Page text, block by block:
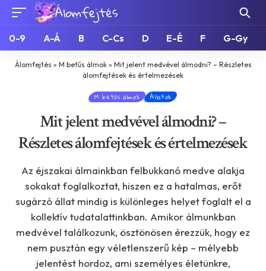
0-9 A-Á B C-Cs D E-É F G-Gy
Álomfejtés » M betűs álmok» Mit jelent medvével álmodni? – Részletes
álomfejtések és értelmezések
M betűs álmok Állatok
Mit jelent medvével álmodni? –
Részletes álomfejtések és értelmezések
Az éjszakai álmainkban felbukkanó medve alakja
sokakat foglalkoztat, hiszen ez a hatalmas, erőt
sugárzó állat mindig is különleges helyet foglalt el a
kollektív tudatalattinkban. Amikor álmunkban
medvével találkozunk, ösztönösen érezzük, hogy ez
nem pusztán egy véletlenszerű kép – mélyebb
jelentést hordoz, ami személyes életünkre,